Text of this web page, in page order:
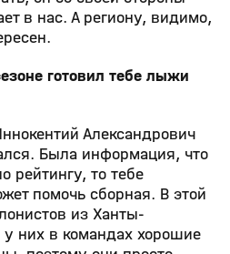
в нас. А региону, видимо,
готовил тебе лыжи
Александрович
Была информация, что
рейтингу, то тебе
помочь сборная. В этой
из Ханты-
них в командах хорошие